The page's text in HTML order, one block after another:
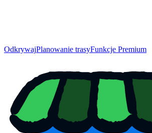
OdkrywajPlanowanie trasyFunkcje Premium